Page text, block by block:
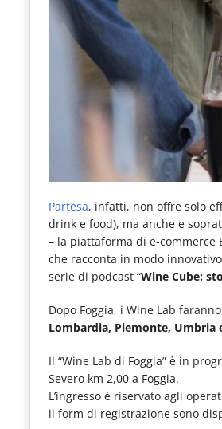
Partesa, infatti, non offre solo
drink e food), ma anche e
– la piattaforma di e-commerce
che racconta in modo
serie di podcast “Wine Cube:
Dopo Foggia, i Wine Lab
Lombardia, Piemonte, Umbria
Il “Wine Lab di Foggia” è in
Severo km 2,00 a Foggia.
L’ingresso è riservato agli
il form di registrazione sono